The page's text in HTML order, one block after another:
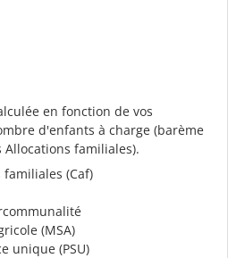
en fonction de vos
d'enfants à charge (barème
familiales).
familiales (Caf)
(MSA)
unique (PSU)